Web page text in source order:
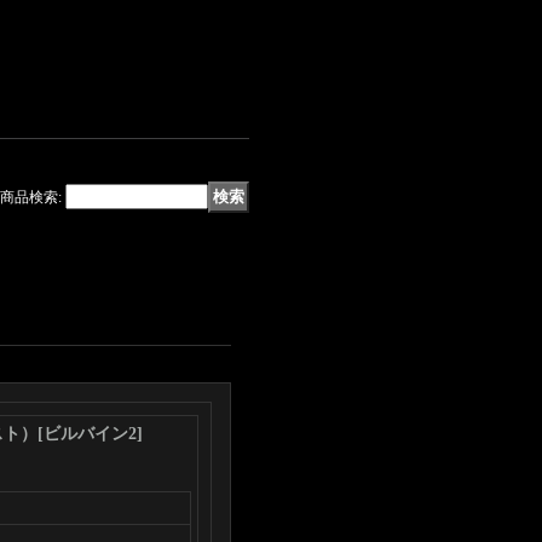
商品検索:
） [ ビルバイン2]